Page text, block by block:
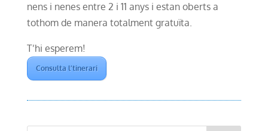
nens i nenes entre 2 i 11 anys i estan oberts a
tothom de manera totalment gratuïta.
T’hi esperem!
Consulta l’tinerari